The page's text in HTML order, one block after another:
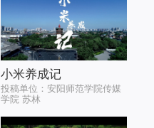
小米养成记
投稿单位：安阳师范学院传媒
学院 苏林